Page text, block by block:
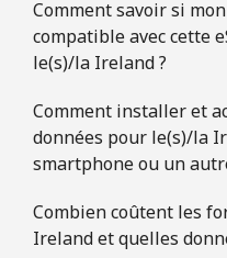
Comment savoir si
compatible avec cette
le(s)/la Ireland ?
Comment installer et
données pour le(s)/la
smartphone ou un
Combien coûtent les
Ireland et quelles